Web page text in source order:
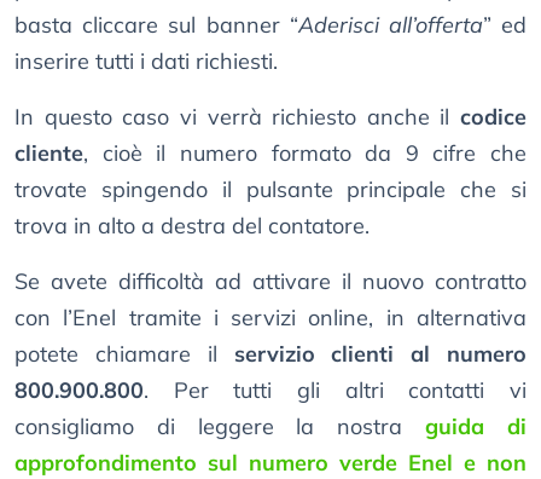
basta cliccare sul banner “Aderisci all’offerta” ed
inserire tutti i dati richiesti.
In questo caso vi verrà richiesto anche il codice
cliente, cioè il numero formato da 9 cifre che
trovate spingendo il pulsante principale che si
trova in alto a destra del contatore.
Se avete difficoltà ad attivare il nuovo contratto
con l’Enel tramite i servizi online, in alternativa
potete chiamare il servizio clienti al numero
800.900.800. Per tutti gli altri contatti vi
consigliamo di leggere la nostraguida di
approfondimento sul numero verde Enel e non